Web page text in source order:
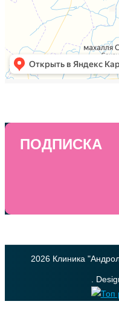
ПОДПИСКА
2026 Клиника
.